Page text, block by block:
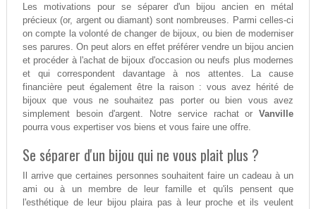
Les motivations pour se séparer d'un bijou ancien en métal
précieux (or, argent ou diamant) sont nombreuses. Parmi celles-ci
on compte la volonté de changer de bijoux, ou bien de moderniser
ses parures. On peut alors en effet préférer vendre un bijou ancien
et procéder à l'achat de bijoux d'occasion ou neufs plus modernes
et qui correspondent davantage à nos attentes. La cause
financière peut également être la raison : vous avez hérité de
bijoux que vous ne souhaitez pas porter ou bien vous avez
simplement besoin d'argent. Notre service rachat orVanville
pourra vous expertiser vos biens et vous faire une offre.
Se séparer d'un bijou qui ne vous plait plus ?
Il arrive que certaines personnes souhaitent faire un cadeau à un
ami ou à un membre de leur famille et qu'ils pensent que
l'esthétique de leur bijou plaira pas à leur proche et ils veulent